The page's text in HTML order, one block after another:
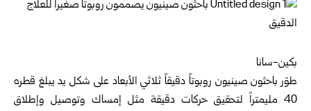
بكين-سانا
طوّر باحثون صينيون روبوتاً دقيقاً ثلاثي الأبعاد على شكل يد يبلغ قطره
40 مليمتراً لتحقيق حركات دقيقة مثل إمساك وتوصيل وإطلاق